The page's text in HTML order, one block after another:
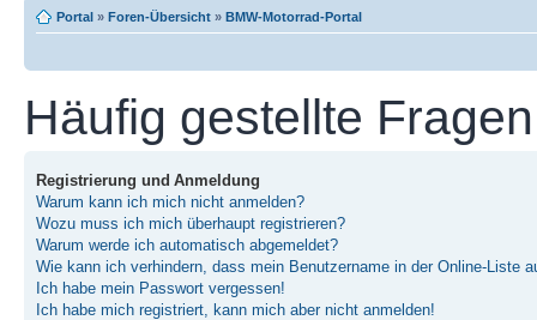
Portal » Foren-Übersicht » BMW-Motorrad-Portal
Häufig gestellte Fragen
Registrierung und Anmeldung
Warum kann ich mich nicht anmelden?
Wozu muss ich mich überhaupt registrieren?
Warum werde ich automatisch abgemeldet?
Wie kann ich verhindern, dass mein Benutzername in der Online-Liste
Ich habe mein Passwort vergessen!
Ich habe mich registriert, kann mich aber nicht anmelden!